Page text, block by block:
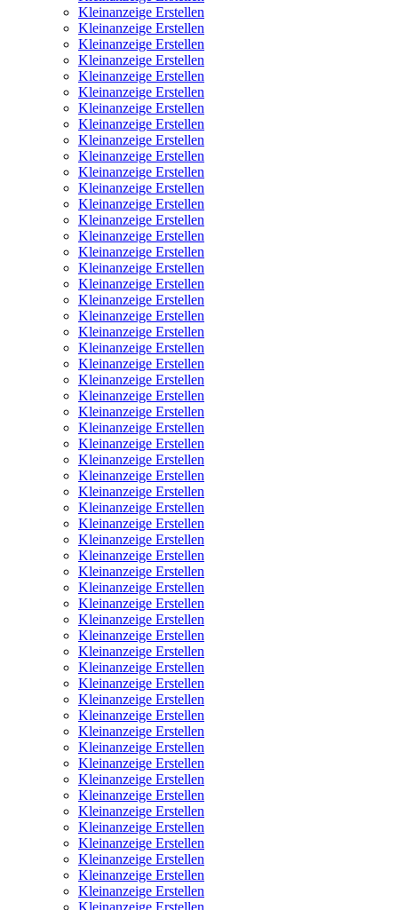
Kleinanzeige Erstellen
Kleinanzeige Erstellen
Kleinanzeige Erstellen
Kleinanzeige Erstellen
Kleinanzeige Erstellen
Kleinanzeige Erstellen
Kleinanzeige Erstellen
Kleinanzeige Erstellen
Kleinanzeige Erstellen
Kleinanzeige Erstellen
Kleinanzeige Erstellen
Kleinanzeige Erstellen
Kleinanzeige Erstellen
Kleinanzeige Erstellen
Kleinanzeige Erstellen
Kleinanzeige Erstellen
Kleinanzeige Erstellen
Kleinanzeige Erstellen
Kleinanzeige Erstellen
Kleinanzeige Erstellen
Kleinanzeige Erstellen
Kleinanzeige Erstellen
Kleinanzeige Erstellen
Kleinanzeige Erstellen
Kleinanzeige Erstellen
Kleinanzeige Erstellen
Kleinanzeige Erstellen
Kleinanzeige Erstellen
Kleinanzeige Erstellen
Kleinanzeige Erstellen
Kleinanzeige Erstellen
Kleinanzeige Erstellen
Kleinanzeige Erstellen
Kleinanzeige Erstellen
Kleinanzeige Erstellen
Kleinanzeige Erstellen
Kleinanzeige Erstellen
Kleinanzeige Erstellen
Kleinanzeige Erstellen
Kleinanzeige Erstellen
Kleinanzeige Erstellen
Kleinanzeige Erstellen
Kleinanzeige Erstellen
Kleinanzeige Erstellen
Kleinanzeige Erstellen
Kleinanzeige Erstellen
Kleinanzeige Erstellen
Kleinanzeige Erstellen
Kleinanzeige Erstellen
Kleinanzeige Erstellen
Kleinanzeige Erstellen
Kleinanzeige Erstellen
Kleinanzeige Erstellen
Kleinanzeige Erstellen
Kleinanzeige Erstellen
Kleinanzeige Erstellen
Kleinanzeige Erstellen